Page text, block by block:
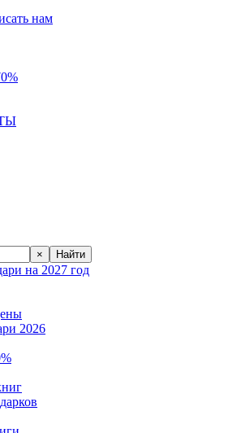
нам
× Найти
на 2027 год
2026